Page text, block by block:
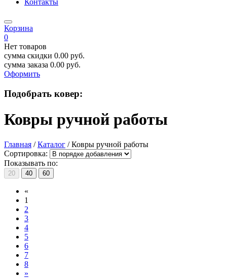
Контакты
Корзина
0
Нет товаров
сумма скидки 0.00 руб.
сумма заказа 0.00 руб.
Оформить
Подобрать ковер:
Ковры ручной работы
Главная / Каталог / Ковры ручной работы
Сортировка:
Показывать по:
20 40 60
«
1
2
3
4
5
6
7
8
»